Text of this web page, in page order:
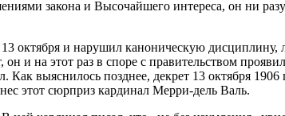
закона и Высочайшего интереса, он ни
октября и нарушил каноническую
и на этот раз в споре с правительством
выяснилось позднее, декрет 13 октября
этот сюрприз кардинал Мерри-дель Валь.